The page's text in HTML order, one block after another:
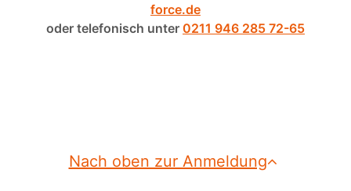
force.de
oder telefonisch unter 0211 946 285 72-65
Nach oben zur Anmeldung